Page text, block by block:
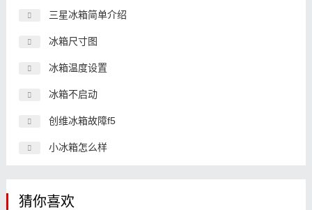
三星冰箱简单介绍
冰箱尺寸图
冰箱温度设置
冰箱不启动
创维冰箱故障f5
小冰箱怎么样
猜你喜欢